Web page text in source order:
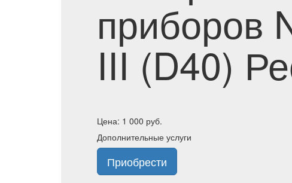
приборов
III (D40)
Цена: 1 000 руб.
Дополнительные услуги
Приобрести